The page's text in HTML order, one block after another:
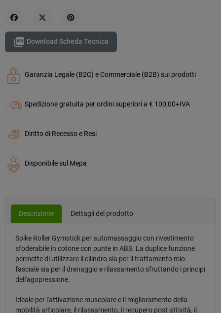
 Download Scheda Tecnica
Garanzia Legale (B2C) e Commerciale (B2B) sui prodotti
Spedizione gratuita per ordini superiori a € 100,00+IVA
Diritto di Recesso e Resi
Disponibile sul Mepa
Descrizione Dettagli del prodotto
Spike Roller Gymstick per automassaggio con rivestimento
sfoderabile in cotone con punte in ABS. La duplice funzione
permette di utilizzare il cilindro sia per il trattamento mio-
fasciale sia per il drenaggio e rilassamento sfruttando i principi
dell'agopressione.
Ideale per l'attivazione muscolare e il miglioramento della
mobilità articolare, il rilassamento, il recupero post attività, il